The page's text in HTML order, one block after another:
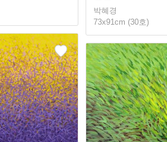
박혜경
73x91cm (30호)